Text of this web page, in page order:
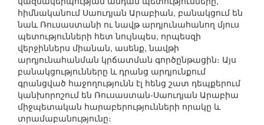
հիմնականում Սաուդյան Արաբիան, բանակցում են
նաև Ռուսաստանի ու նավթ արդյունահանող մյուս
պետությունների հետ նույնպես, որպեսզի
վերջիններս միանան, ասենք, նավթի
արդյունահանման կրճատման գործընթացին։ Այս
բանակցությունները և դրանց արդյունքում
գրանցված հաջողությունն էլ հենց շատ դեպքերում
կանխորոշում են Ռուսաստան-Սաուդյան Արաբիա
միջպետական հարաբերությունների որակը և
տրամաբանությունը։